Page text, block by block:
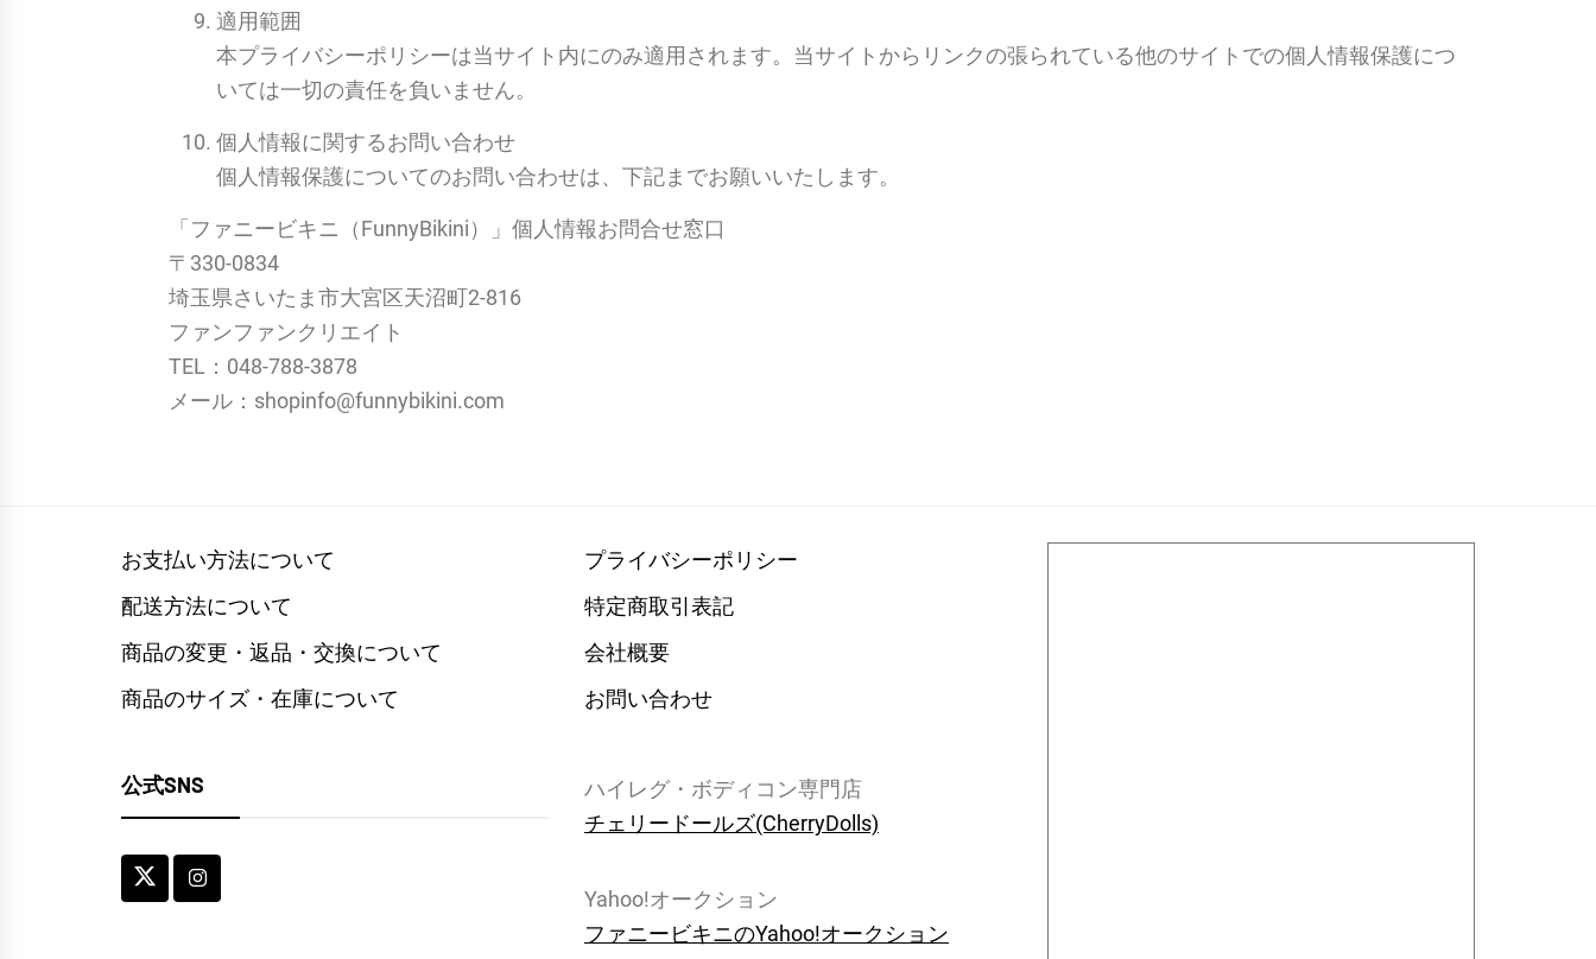
適用範囲
本プライバシーポリシーは当サイト内にのみ適用されます。当サイトからリンクの張られている他のサイトでの個人情報保護につ
いては一切の責任を負いません。
個人情報に関するお問い合わせ
個人情報保護についてのお問い合わせは、下記までお願いいたします。
「ファニービキニ（FunnyBikini）」個人情報お問合せ窓口
〒330-0834
埼玉県さいたま市大宮区天沼町2-816
ファンファンクリエイト
TEL：048-788-3878
メール：shopinfo@funnybikini.com
お支払い方法について
配送方法について
商品の変更・返品・交換について
商品のサイズ・在庫について
公式SNS
プライバシーポリシー
特定商取引表記
会社概要
お問い合わせ
ハイレグ・ボディコン専門店
チェリードールズ(CherryDolls)
Yahoo!オークション
ファニービキニのYahoo!オークション